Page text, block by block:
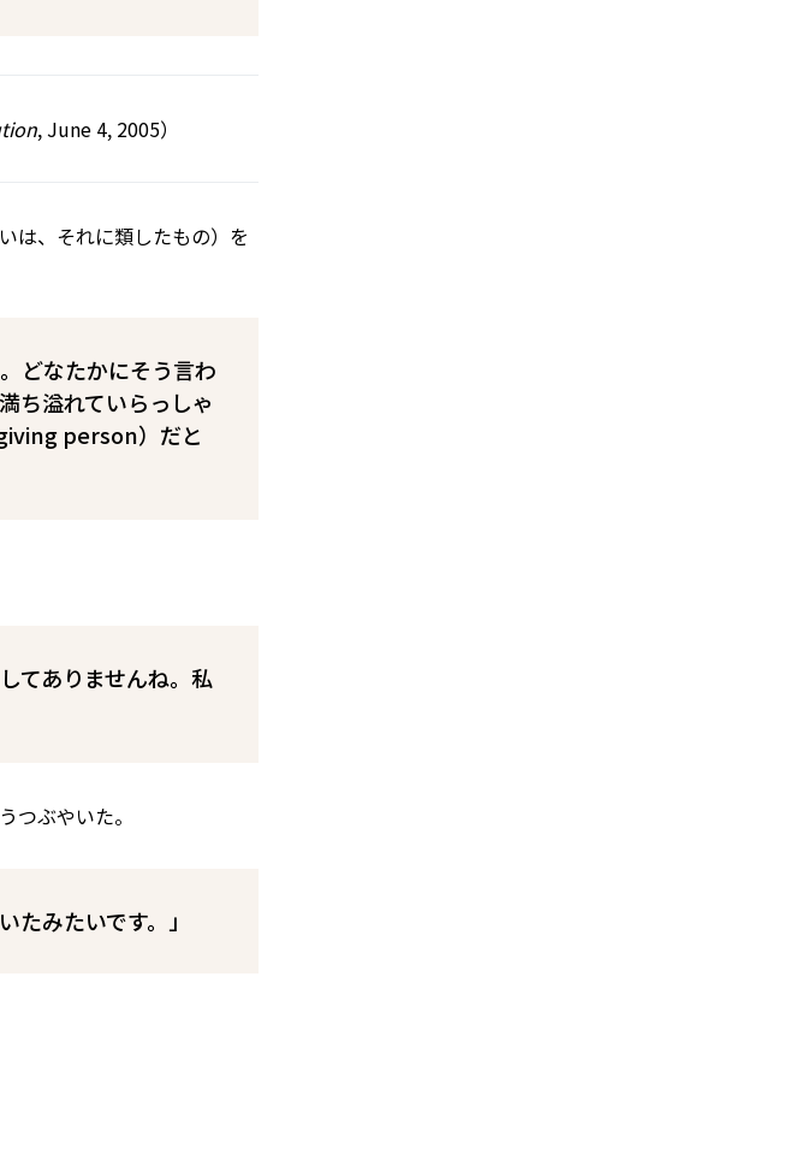
, June 4, 2005）
いは、それに類したもの）を
どなたかにそう言わ
ち溢れていらっしゃ
person）だと
てありませんね。私
つぶやいた。
たみたいです。」